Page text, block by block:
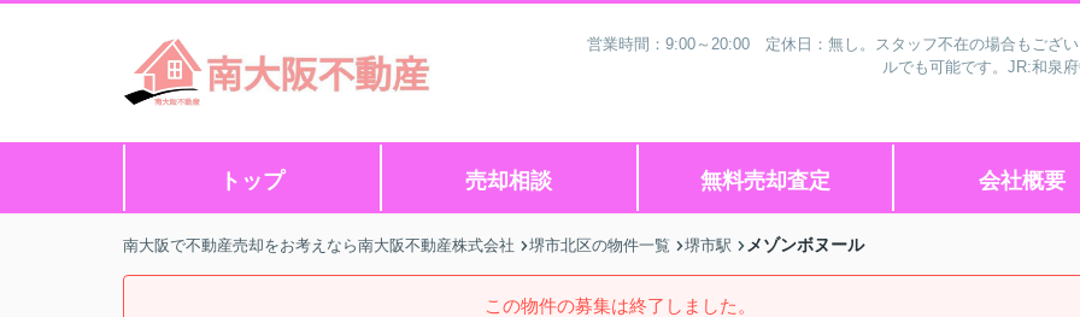
営業時間：9:00～20:00 定休日：無し。スタッフ不在の場合もござ
ルでも可能です。JR:和泉
トップ 売却相談 無料売却査定 会社概要
南大阪で不動産売却をお考えなら南大阪不動産株式会社 堺市北区の物件一覧 堺市駅 メゾンボヌール
この物件の募集は終了しました。